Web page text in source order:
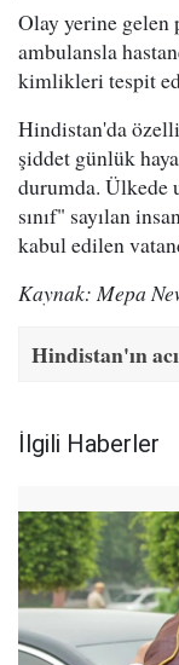
Olay yerine gelen
ambulansla
kimlikleri tespit
Hindistan'da
şiddet günlük
durumda. Ülkede
sınıf" sayılan
kabul edilen
Kaynak: Mepa
Hindistan'ın
İlgili Haberler